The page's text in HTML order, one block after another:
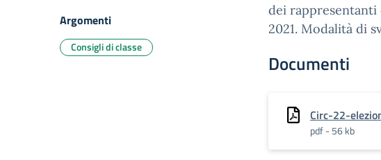
dei
2021. Modalità di
Documenti
Circ-22-
pdf - 56 kb
Argomenti
Consigli di classe